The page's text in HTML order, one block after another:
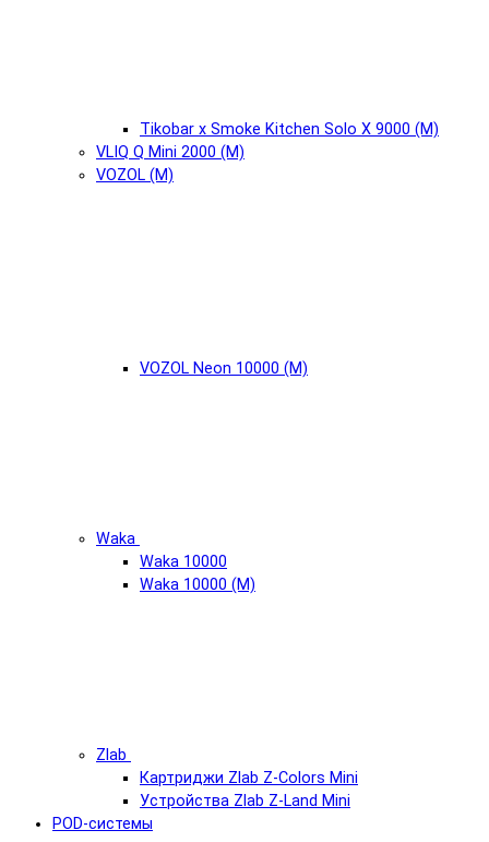
Tikobar x Smoke Kitchen Solo X 9000 (М)
VLIQ Q Mini 2000 (М)
VOZOL (М)
VOZOL Neon 10000 (М)
Waka
Waka 10000
Waka 10000 (М)
Zlab
Картриджи Zlab Z-Colors Mini
Устройства Zlab Z-Land Mini
POD-системы